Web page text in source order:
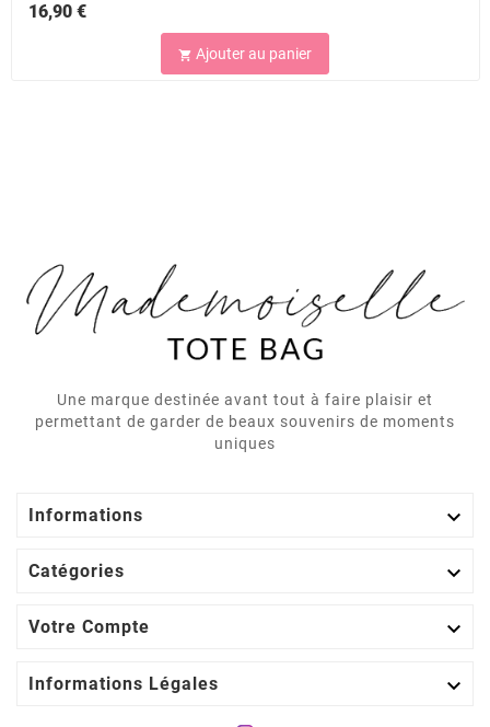
16,90 €
 Ajouter au panier
Une marque destinée avant tout à faire plaisir et
permettant de garder de beaux souvenirs de moments
uniques
Informations 
Catégories 
Votre Compte 
Informations Légales 